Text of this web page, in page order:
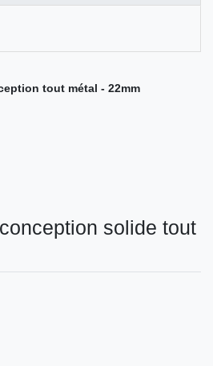
tout métal - 22mm
solide tout